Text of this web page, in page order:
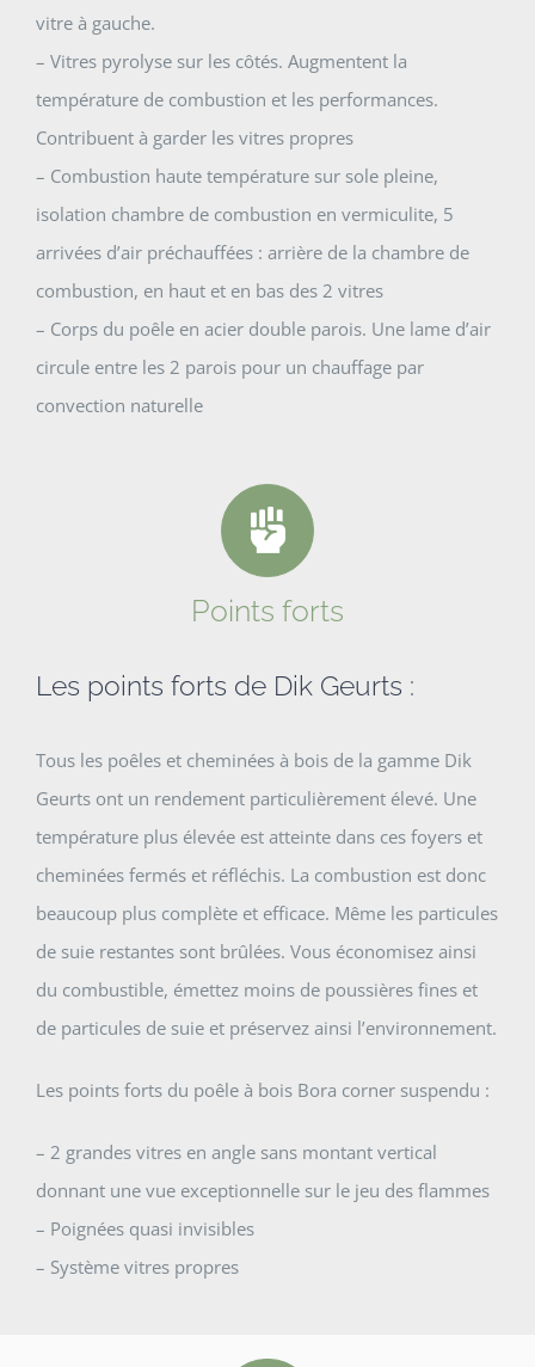
vitre à gauche.
– Vitres pyrolyse sur les côtés. Augmentent la
température de combustion et les performances.
Contribuent à garder les vitres propres
– Combustion haute température sur sole pleine,
isolation chambre de combustion en vermiculite, 5
arrivées d’air préchauffées : arrière de la chambre de
combustion, en haut et en bas des 2 vitres
– Corps du poêle en acier double parois. Une lame d’air
circule entre les 2 parois pour un chauffage par
convection naturelle
Points forts
Les points forts de Dik Geurts :
Tous les poêles et cheminées à bois de la gamme Dik
Geurts ont un rendement particulièrement élevé. Une
température plus élevée est atteinte dans ces foyers et
cheminées fermés et réfléchis. La combustion est donc
beaucoup plus complète et efficace. Même les particules
de suie restantes sont brûlées. Vous économisez ainsi
du combustible, émettez moins de poussières fines et
de particules de suie et préservez ainsi l’environnement.
Les points forts du poêle à bois Bora corner suspendu :
– 2 grandes vitres en angle sans montant vertical
donnant une vue exceptionnelle sur le jeu des flammes
– Poignées quasi invisibles
– Système vitres propres